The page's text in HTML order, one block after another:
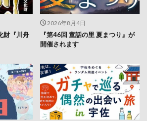
財『川舟
2026年8月4日
『第46回 童話の里 夏まつり』が
開催されます